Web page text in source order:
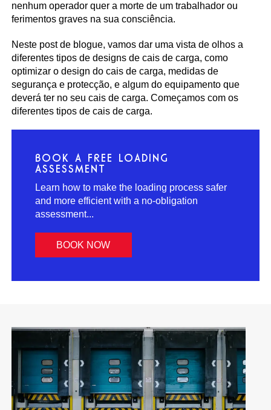
nenhum operador quer a morte de um trabalhador ou
ferimentos graves na sua consciência.
Neste post de blogue, vamos dar uma vista de olhos a
diferentes tipos de designs de cais de carga, como
optimizar o design do cais de carga, medidas de
segurança e protecção, e algum do equipamento que
deverá ter no seu cais de carga. Começamos com os
diferentes tipos de cais de carga.
BOOK A FREE LOADING
ASSESSMENT
Learn how to make the loading process safer
and more efficient with a no-obligation
assessment...
BOOK NOW